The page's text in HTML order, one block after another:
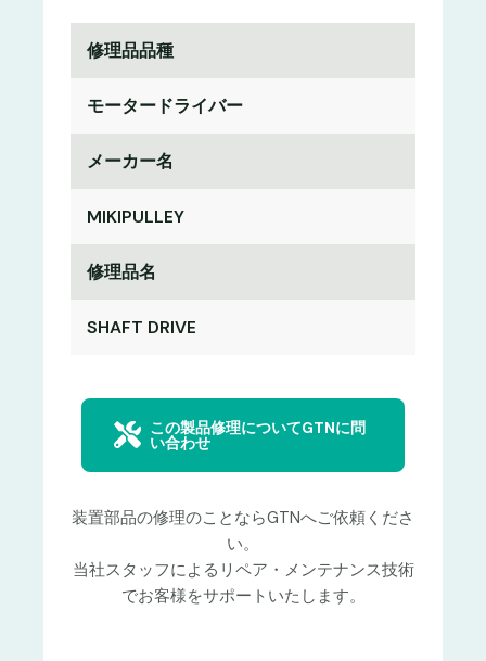
修理品品種
モータードライバー
メーカー名
MIKIPULLEY
修理品名
SHAFT DRIVE
この製品修理についてGTNに問
い合わせ
装置部品の修理のことならGTNへご依頼くださ
い。
当社スタッフによるリペア・メンテナンス技術
でお客様をサポートいたします。